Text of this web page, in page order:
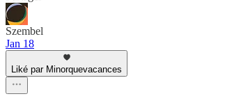
Szembel
Jan 18
Liké par Minorquevacances